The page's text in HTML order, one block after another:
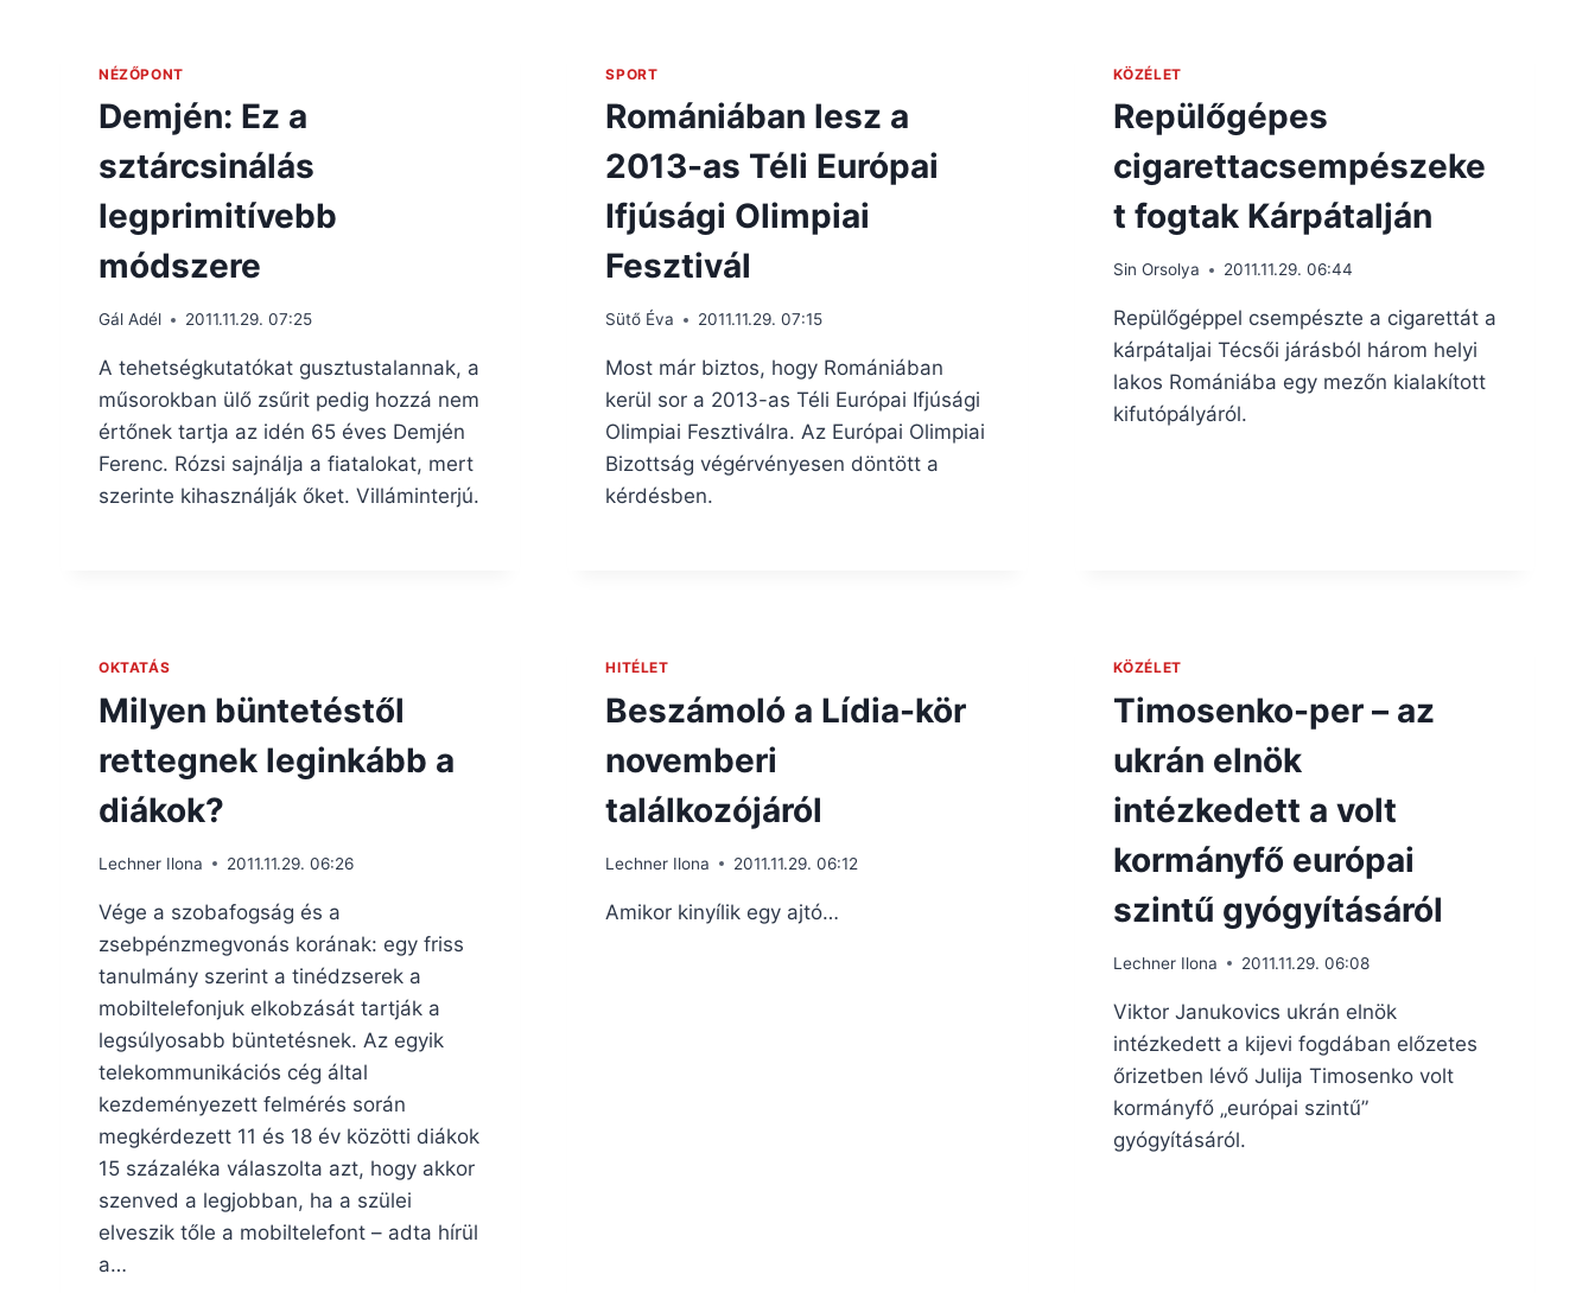
NÉZŐPONT
Demjén: Ez a
sztárcsinálás
legprimitívebb
módszere
Gál Adél 2011.11.29. 07:25
A tehetségkutatókat gusztustalannak, a
műsorokban ülő zsűrit pedig hozzá nem
értőnek tartja az idén 65 éves Demjén
Ferenc. Rózsi sajnálja a fiatalokat, mert
szerinte kihasználják őket. Villáminterjú.
SPORT
Romániában lesz a
2013-as Téli Európai
Ifjúsági Olimpiai
Fesztivál
Sütő Éva 2011.11.29. 07:15
Most már biztos, hogy Romániában
kerül sor a 2013-as Téli Európai Ifjúsági
Olimpiai Fesztiválra. Az Európai Olimpiai
Bizottság végérvényesen döntött a
kérdésben.
KÖZÉLET
Repülőgépes
cigarettacsempészeke
t fogtak Kárpátalján
Sin Orsolya 2011.11.29. 06:44
Repülőgéppel csempészte a cigarettát a
kárpátaljai Técsői járásból három helyi
lakos Romániába egy mezőn kialakított
kifutópályáról.
OKTATÁS
Milyen büntetéstől
rettegnek leginkább a
diákok?
Lechner Ilona 2011.11.29. 06:26
Vége a szobafogság és a
zsebpénzmegvonás korának: egy friss
tanulmány szerint a tinédzserek a
mobiltelefonjuk elkobzását tartják a
legsúlyosabb büntetésnek. Az egyik
telekommunikációs cég által
kezdeményezett felmérés során
megkérdezett 11 és 18 év közötti diákok
15 százaléka válaszolta azt, hogy akkor
szenved a legjobban, ha a szülei
elveszik tőle a mobiltelefont – adta hírül
a…
HITÉLET
Beszámoló a Lídia-kör
novemberi
találkozójáról
Lechner Ilona 2011.11.29. 06:12
Amikor kinyílik egy ajtó…
KÖZÉLET
Timosenko-per – az
ukrán elnök
intézkedett a volt
kormányfő európai
szintű gyógyításáról
Lechner Ilona 2011.11.29. 06:08
Viktor Janukovics ukrán elnök
intézkedett a kijevi fogdában előzetes
őrizetben lévő Julija Timosenko volt
kormányfő „európai szintű”
gyógyításáról.